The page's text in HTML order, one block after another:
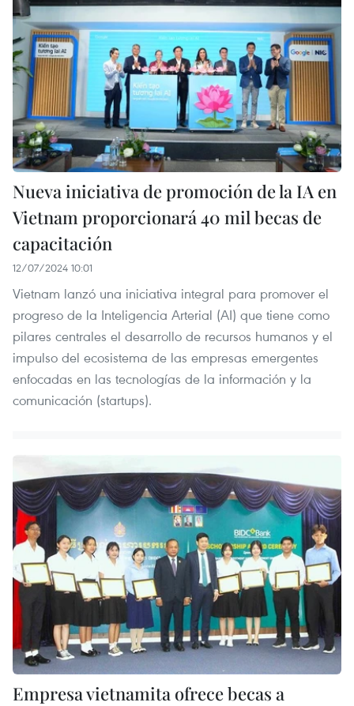
Nueva iniciativa de promoción de la IA en
Vietnam proporcionará 40 mil becas de
capacitación
12/07/2024 10:01
Vietnam lanzó una iniciativa integral para promover el
progreso de la Inteligencia Arterial (AI) que tiene como
pilares centrales el desarrollo de recursos humanos y el
impulso del ecosistema de las empresas emergentes
enfocadas en las tecnologías de la información y la
comunicación (startups).
Empresa vietnamita ofrece becas a